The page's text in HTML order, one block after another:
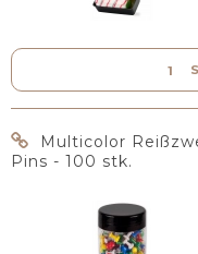
Multicolor
Pins - 100 stk.